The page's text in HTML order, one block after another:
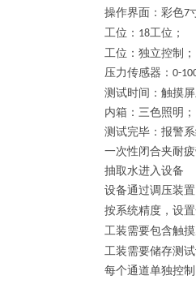
操作界面：彩色7
工位： 18工位；
工位：独立控制；
压力传感器： 0-
测试时间：触摸
内箱：三色照明；
测试完毕：报警
一次性闭合夹耐
抽取水进入设备
设备通过调压装
按系统精度，设
工装需要包含触
工装需要储存测
每个通道单独控